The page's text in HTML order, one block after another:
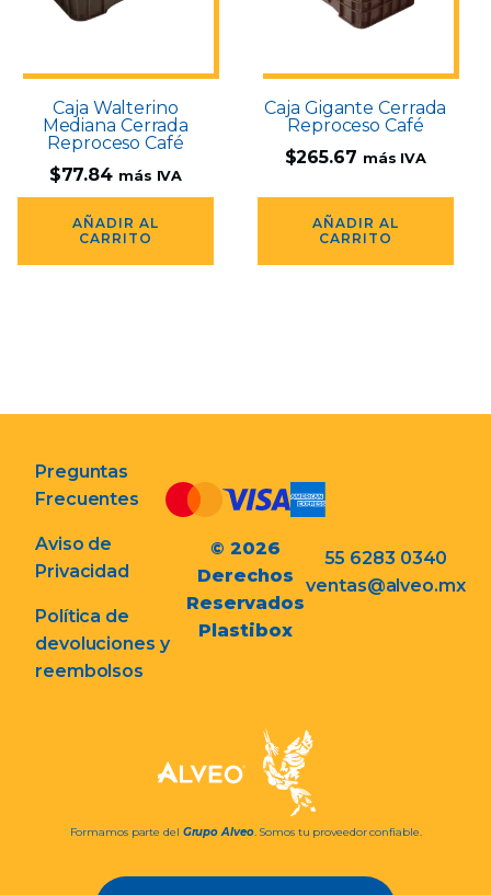
Caja Walterino
Mediana Cerrada
Reproceso Café
$77.84 más IVA
AÑADIR AL
CARRITO
Caja Gigante Cerrada
Reproceso Café
$265.67 más IVA
AÑADIR AL
CARRITO
Preguntas
Frecuentes
Aviso de
Privacidad
Política de
devoluciones y
reembolsos
© 2026
Derechos
Reservados
Plastibox
55 6283 0340
ventas@alveo.mx
Formamos parte del Grupo Alveo. Somos tu proveedor confiable.